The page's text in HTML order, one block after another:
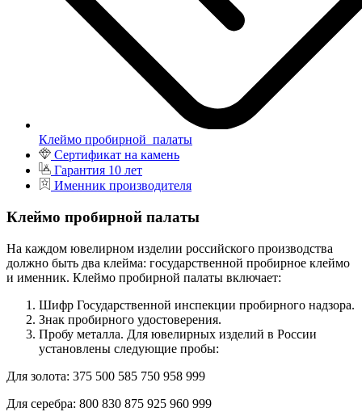
Клеймо пробирной палаты
Сертификат на камень
Гарантия 10 лет
Именник производителя
Клеймо пробирной палаты
На каждом ювелирном изделии российского производства
должно быть два клейма: государственной пробирное клеймо
и именник. Клеймо пробирной палаты включает:
Шифр Государственной инспекции пробирного надзора.
Знак пробирного удостоверения.
Пробу металла. Для ювелирных изделий в России
установлены следующие пробы:
Для золота: 375 500 585 750 958 999
Для серебра: 800 830 875 925 960 999